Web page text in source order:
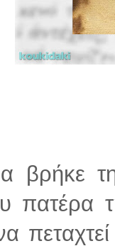
βρήκε
πατέρα